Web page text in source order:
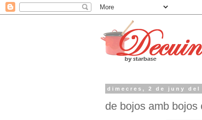
dimecres, 2 de juny del
de bojos amb bojos